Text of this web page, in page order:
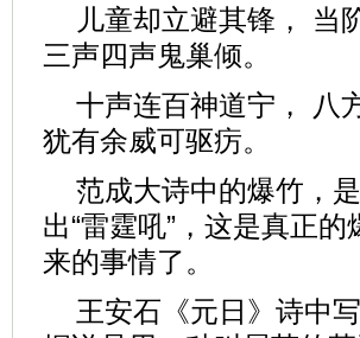
儿童却立避其锋， 当
三声四声鬼巢倾。
十声连百神道宁， 八
犹有余威可驱疠。
范成大诗中的爆竹，
出“雷霆吼”，这是真正
来的事情了。
王安石《元日》诗中